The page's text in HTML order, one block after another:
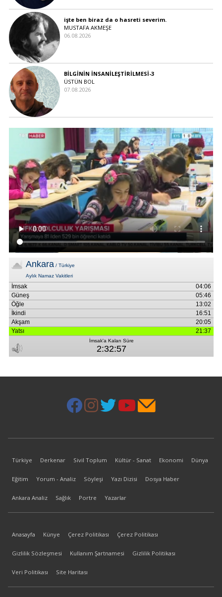
işte ben biraz da o hasreti severim.
MUSTAFA AKMEŞE
06.08.2026
BİLGİNİN İNSANİLEŞTİRİLMESİ-3
ÜSTÜN BOL
07.08.2026
Türkiye Derkenar Sivil Toplum Kültür - Sanat Ekonomi Dünya
Eğitim Yorum - Analiz Söyleşi Yazı Dizisi Dosya Haber
Ankara Analiz Sağlık Portre Yazarlar
Anasayfa Künye Çerez Politikası Çerez Politikası
Gizlilik Sözleşmesi Kullanım Şartnamesi Gizlilik Politikası
Veri Politikası Site Haritası